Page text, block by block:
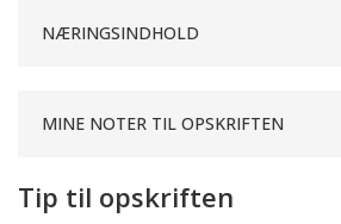
NÆRINGSINDHOLD
MINE NOTER TIL OPSKRIFTEN
Tip til opskriften